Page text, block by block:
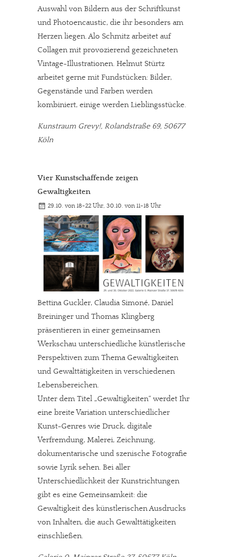
Auswahl von Bildern aus der Schriftkunst
und Photoencaustic, die ihr besonders am
Herzen liegen. Alo Schmitz arbeitet auf
Collagen mit provozierend gezeichneten
Vintage-Illustrationen. Helmut Stürtz
arbeitet gerne mit Fundstücken: Bilder,
Gegenstände und Farben werden
kombiniert, einige werden Lieblingsstücke.
Kunstraum Grevy!, Rolandstraße 69, 50677
Köln
Vier Kunstschaffende zeigen
Gewaltigkeiten
29.10. von 18-22 Uhr, 30.10. von 11-18 Uhr
Bettina Guckler, Claudia Simoné, Daniel
Breininger und Thomas Klingberg
präsentieren in einer gemeinsamen
Werkschau unterschiedliche künstlerische
Perspektiven zum Thema Gewaltigkeiten
und Gewalttätigkeiten in verschiedenen
Lebensbereichen.
Unter dem Titel „Gewaltigkeiten“ werdet Ihr
eine breite Variation unterschiedlicher
Kunst-Genres wie Druck, digitale
Verfremdung, Malerei, Zeichnung,
dokumentarische und szenische Fotografie
sowie Lyrik sehen. Bei aller
Unterschiedlichkeit der Kunstrichtungen
gibt es eine Gemeinsamkeit: die
Gewaltigkeit des künstlerischen Ausdrucks
von Inhalten, die auch Gewalttätigkeiten
einschließen.